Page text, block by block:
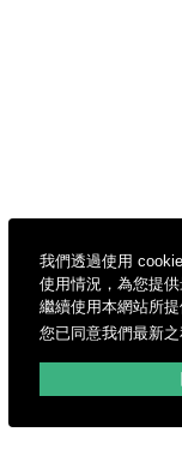
我們透過使用
使用情況，為您提
繼續使用本網站所
您已同意我們最新之